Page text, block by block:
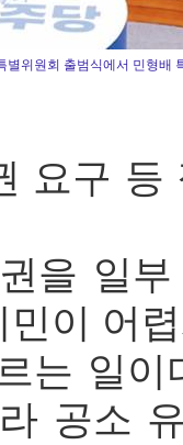
위원회 출범식에서 민형배
요구 등
을 일
이 어
는 일이
공소